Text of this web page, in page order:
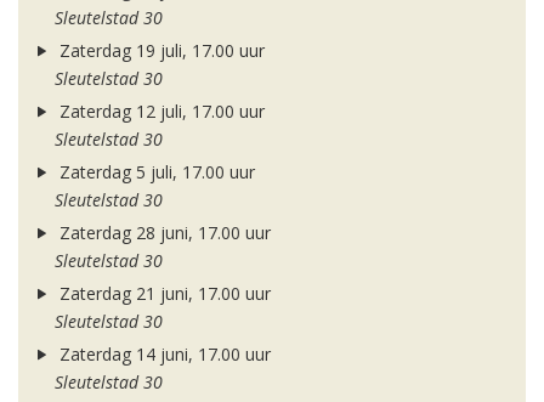
Sleutelstad 30
Zaterdag 19 juli, 17.00 uur
Sleutelstad 30
Zaterdag 12 juli, 17.00 uur
Sleutelstad 30
Zaterdag 5 juli, 17.00 uur
Sleutelstad 30
Zaterdag 28 juni, 17.00 uur
Sleutelstad 30
Zaterdag 21 juni, 17.00 uur
Sleutelstad 30
Zaterdag 14 juni, 17.00 uur
Sleutelstad 30